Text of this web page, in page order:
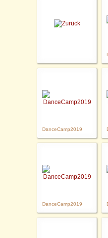
DanceCamp2019
DanceCamp2019